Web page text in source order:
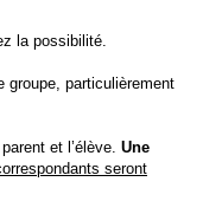
la possibilité.
groupe, particulièrement
et l’élève. Une
seront